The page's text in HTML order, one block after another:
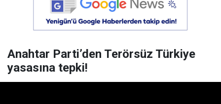
Anahtar Parti’den Terörsüz Türkiye
yasasına tepki!